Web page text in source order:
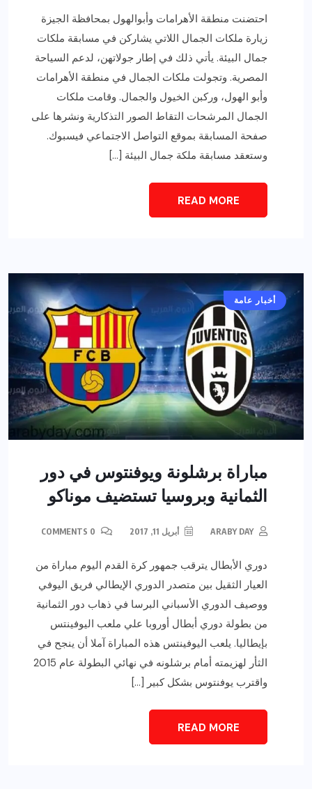
احتضنت منطقة الأهرامات وأبوالهول بمحافظة الجيزة
زيارة ملكات الجمال اللاتي يشاركن في مسابقة ملكات
جمال البيئة. يأتي ذلك في إطار جولاتهن، لدعم السياحة
المصرية. وتجولت ملكات الجمال في منطقة الأهرامات
وأبو الهول، وركبن الخيول والجمال. وقامت ملكات
الجمال المرشحات التقاط الصور التذكارية ونشرها على
صفحة المسابقة بموقع التواصل الاجتماعي فيسبوك.
وستعقد مسابقة ملكة جمال البيئة […]
READ MORE
أخبار عامة
مباراة برشلونة ويوفنتوس في دور
الثمانية وبروسيا تستضيف موناكو
ARABY DAY أبريل 11, 2017
دوري الأبطال يترقب جمهور كرة القدم اليوم مباراة من
العيار الثقيل بين متصدر الدوري الإيطالي فريق اليوفي
ووصيف الدوري الأسباني البرسا في ذهاب دور الثمانية
من بطولة دوري أبطال أوروبا علي ملعب اليوفينتس
بإيطاليا. يلعب اليوفينتس هذه المباراة آملا أن ينجح في
الثأر لهزيمته أمام برشلونه في نهائي البطولة عام 2015
واقترب يوفنتوس بشكل كبير […]
READ MORE